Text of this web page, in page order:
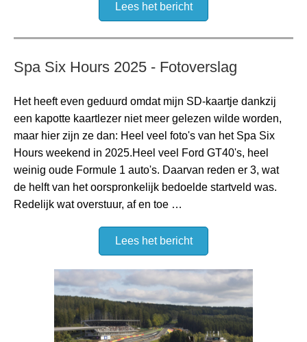
Lees het bericht
Spa Six Hours 2025 - Fotoverslag
Het heeft even geduurd omdat mijn SD-kaartje dankzij
een kapotte kaartlezer niet meer gelezen wilde worden,
maar hier zijn ze dan: Heel veel foto's van het Spa Six
Hours weekend in 2025.Heel veel Ford GT40's, heel
weinig oude Formule 1 auto's. Daarvan reden er 3, wat
de helft van het oorspronkelijk bedoelde startveld was.
Redelijk wat overstuur, af en toe …
Lees het bericht